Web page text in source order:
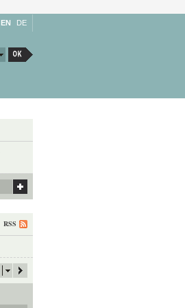
EN DE
RSS